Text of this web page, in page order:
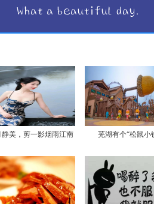
静美，剪一影烟雨江南 芜湖有个“松鼠小